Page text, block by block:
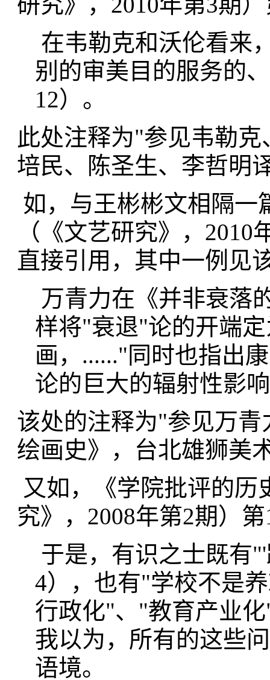
在韦勒克和沃伦看来
别的审美目的服务的
12）。
此处注释为"参见韦勒
培民、陈圣生、李哲明
如，与王彬彬文相隔一
（《文艺研究》，
直接引用，其中一例见
万青力在《并非衰落
样将"衰退"论的开端
画，......"同时也指出
论的巨大的辐射性影
该处的注释为"参见万
绘画史》，台北雄狮美
又如，《学院批评的历
究》，2008年第2期）
于是，有识之士既有
4），也有"学校不是
行政化"、"教育产业
我以为，所有的这些
语境。